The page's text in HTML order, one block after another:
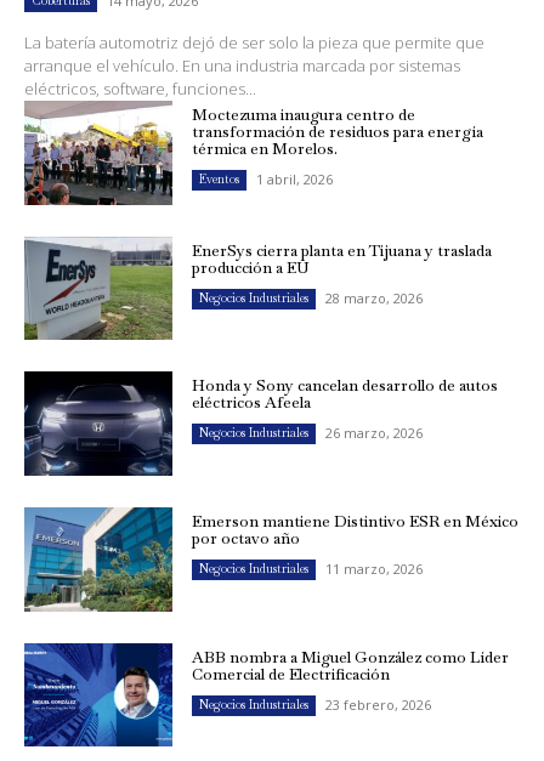
La batería automotriz dejó de ser solo la pieza que permite que
arranque el vehículo. En una industria marcada por sistemas
eléctricos, software, funciones...
Moctezuma inaugura centro de
transformación de residuos para energía
térmica en Morelos.
Eventos 1 abril, 2026
EnerSys cierra planta en Tijuana y traslada
producción a EU
Negocios Industriales 28 marzo, 2026
Honda y Sony cancelan desarrollo de autos
eléctricos Afeela
Negocios Industriales 26 marzo, 2026
Emerson mantiene Distintivo ESR en México
por octavo año
Negocios Industriales 11 marzo, 2026
ABB nombra a Miguel González como Líder
Comercial de Electrificación
Negocios Industriales 23 febrero, 2026